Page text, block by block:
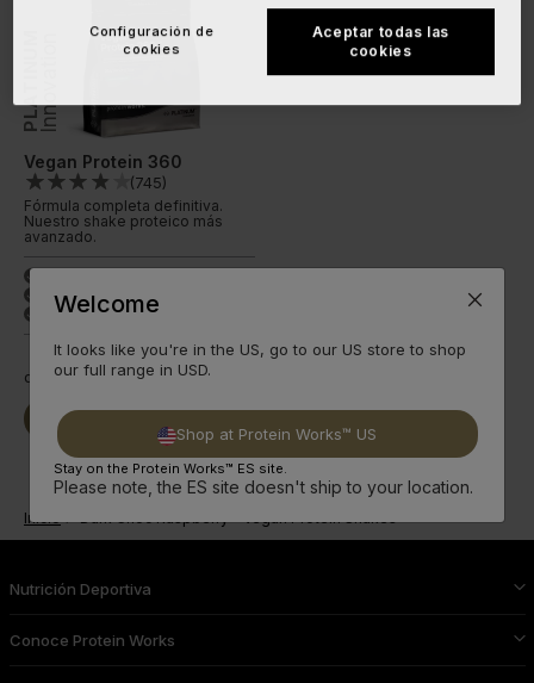
PLATINUMInnovation
Vegan Protein 360
(745)
Fórmula completa definitiva.
Nuestro shake proteico más
avanzado.
done
done 166 beneficios
done 12 sabores +Premium
desde17,00€
Comprar Ya
Seguir
leyendo
Inicio
Nutrición Deportiva
Conoce Protein Works
Aceptar todas las
cookies
Configuración de
cookies
Welcome
It looks like you're in the US, go to our US store to shop
our full range in USD.
Shop at Protein Works™ US
Stay on the Protein Works™ ES site.
Please note, the ES site doesn't ship to your location.